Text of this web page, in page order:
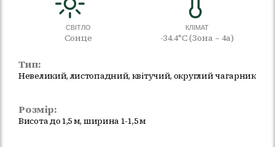
СВІТЛО
Сонце
КЛІМАТ
-34.4°C (Зона – 4а)
Тип:
Невеликий, листопадний, квітучий, округлий чагарник
Розмір:
Висота до 1,5 м, ширина 1-1,5 м